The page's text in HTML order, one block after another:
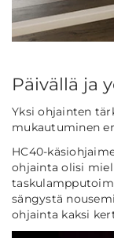
Päivällä ja
Yksi ohjainten
mukautuminen
HC40-
ohjainta olisi
sängystä
ohjainta kaksi